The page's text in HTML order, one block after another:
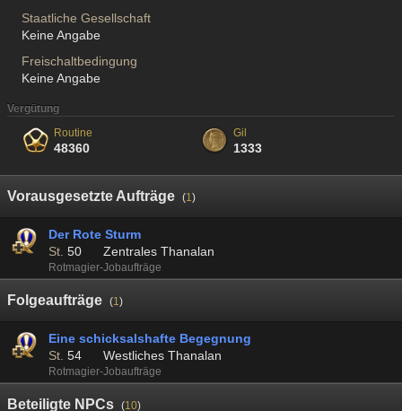
Staatliche Gesellschaft
Keine Angabe
Freischaltbedingung
Keine Angabe
Vergütung
Routine
48360
Gil
1333
Vorausgesetzte Aufträge (1)
Der Rote Sturm
St. 50 Zentrales Thanalan
Rotmagier-Jobaufträge
Folgeaufträge (1)
Eine schicksalshafte Begegnung
St. 54 Westliches Thanalan
Rotmagier-Jobaufträge
Beteiligte NPCs (10)